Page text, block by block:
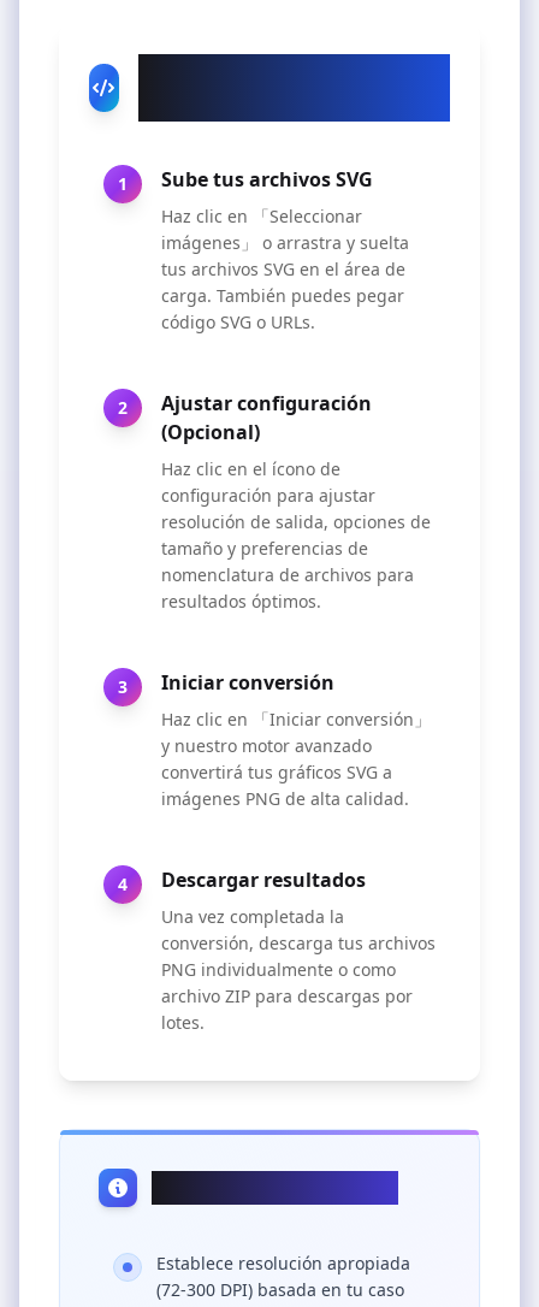
1 Sube tus archivos SVG
Haz clic en 「Seleccionar
imágenes」 o arrastra y suelta
tus archivos SVG en el área de
carga. También puedes pegar
código SVG o URLs.
2
Ajustar configuración
(Opcional)
Haz clic en el ícono de
configuración para ajustar
resolución de salida, opciones de
tamaño y preferencias de
nomenclatura de archivos para
resultados óptimos.
3 Iniciar conversión
Haz clic en 「Iniciar conversión」
y nuestro motor avanzado
convertirá tus gráficos SVG a
imágenes PNG de alta calidad.
4 Descargar resultados
Una vez completada la
conversión, descarga tus archivos
PNG individualmente o como
archivo ZIP para descargas por
lotes.
Establece resolución apropiada
(72-300 DPI) basada en tu caso